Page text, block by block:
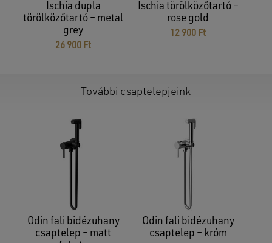
Ischia dupla
törölközőtartó – metal
grey
26 900 Ft
Ischia törölközőtartó –
rose gold
12 900 Ft
További csaptelepjeink
Odin fali bidézuhany
csaptelep – matt
Odin fali bidézuhany
csaptelep – króm